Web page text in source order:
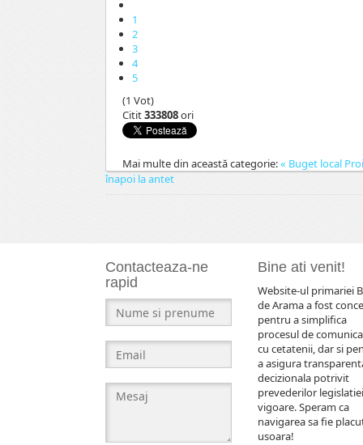
1
2
3
4
5
(1 Vot)
Citit333808ori
Mai multe din această categorie:« Buget local
înapoi la antet
Contacteaza-ne
rapid
Bine ati venit!
Website-ul primariei
de Arama a fost
pentru a simplifica
procesul de
cu cetatenii, dar si
a asigura
decizionala potrivit
prevederilor
vigoare. Speram ca
navigarea sa fie
usoara!